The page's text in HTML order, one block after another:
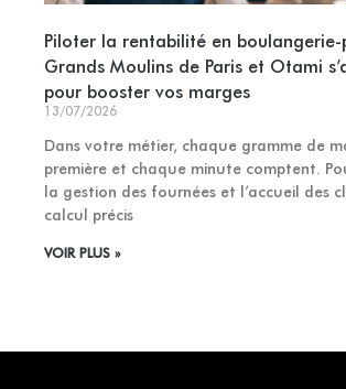
Piloter la rentabilité en boulangerie-
Grands Moulins de Paris et Otami
pour booster vos marges
13/07/2026
Dans votre métier, chaque gramme de
première et chaque minute comptent.
la gestion des fournées et l’accueil des
calcul précis
VOIR PLUS »